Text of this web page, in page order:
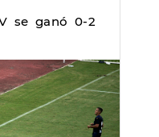
se ganó 0-2